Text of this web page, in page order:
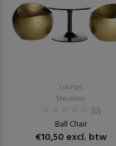
Lounge
Meubilair
(0)
Ball Chair
€10,50 excl. btw